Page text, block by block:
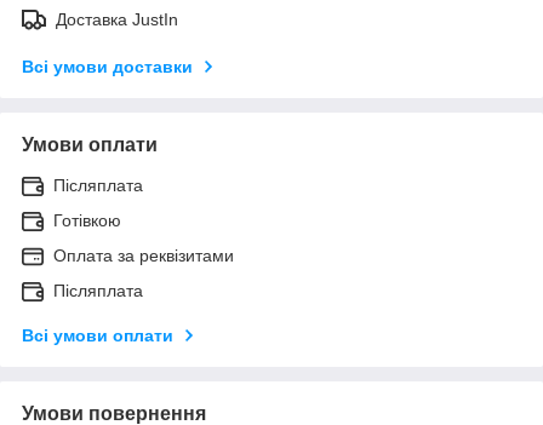
Доставка JustIn
Всі умови доставки
Умови оплати
Післяплата
Готівкою
Оплата за реквізитами
Післяплата
Всі умови оплати
Умови повернення